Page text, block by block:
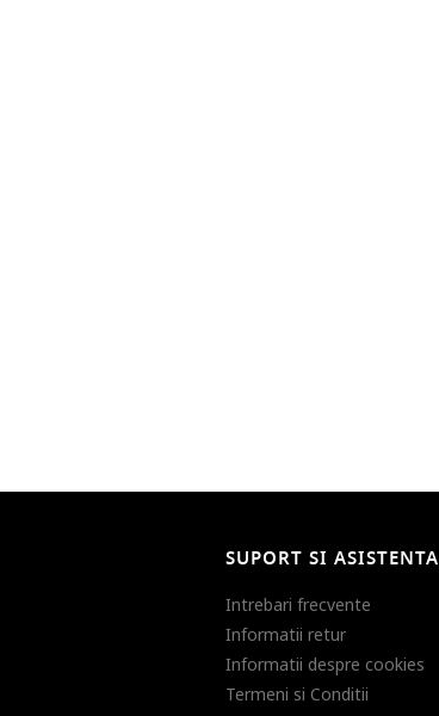
SUPORT SI ASISTENTA
Intrebari frecvente
Informatii retur
Informatii despre cookies
Termeni si Conditii